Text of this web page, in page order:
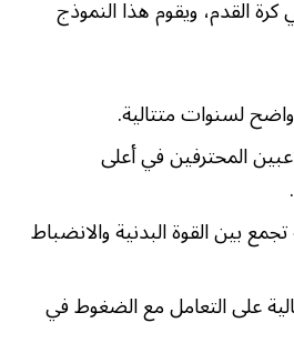
القدم، ويقوم هذا النموذج
لسنوات متتالية.
المحترفين في أعلى
بين القوة البدنية والانضباط
على التعامل مع الضغوط في